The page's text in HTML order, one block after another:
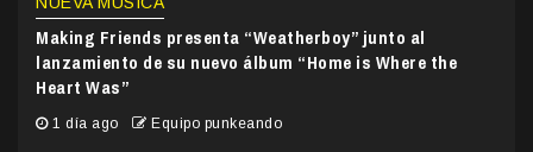
Making Friends presenta “Weatherboy” junto al
lanzamiento de su nuevo álbum “Home is Where the
Heart Was”
1 día ago Equipo punkeando